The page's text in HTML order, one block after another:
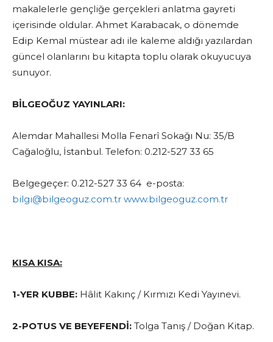
makalelerle gençliğe gerçekleri anlatma gayreti
içerisinde oldular. Ahmet Karabacak, o dönemde
Edip Kemal müstear adı ile kaleme aldığı yazılardan
güncel olanlarını bu kitapta toplu olarak okuyucuya
sunuyor.
BİLGEOĞUZ YAYINLARI:
Alemdar Mahallesi Molla Fenarî Sokağı Nu: 35/B
Cağaloğlu, İstanbul. Telefon: 0.212-527 33 65
Belgegeçer: 0.212-527 33 64 e-posta:
bilgi@bilgeoguz.com.tr www.bilgeoguz.com.tr
KISA KISA:
1-YER KUBBE: Hâlit Kakınç / Kırmızı Kedi Yayınevi.
2-POTUS VE BEYEFENDİ: Tolga Tanış / Doğan Kitap.